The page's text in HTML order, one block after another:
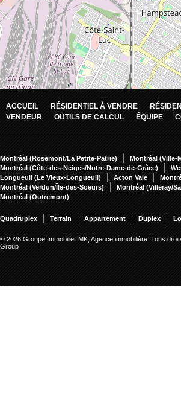
ACCUEIL RÉSIDENTIEL À VENDRE
VENDEUR
OUTILS DE CALCUL ÉQUIPE
Montréal (Rosemont/La Petite-Patrie) Montréal (Ville-
Montréal (Côte-des-Neiges/Notre-Dame-de-Grâce)
Longueuil (Le Vieux-Longueuil)
Acton Vale
Montréal (Verdun/Île-des-Soeurs)
Montréal (Villeray/
Montréal (Outremont)
Quadruplex Terrain Appartement Duplex
© 2026 Groupe Immobilier MK, Agence immobilière. Tous
Group